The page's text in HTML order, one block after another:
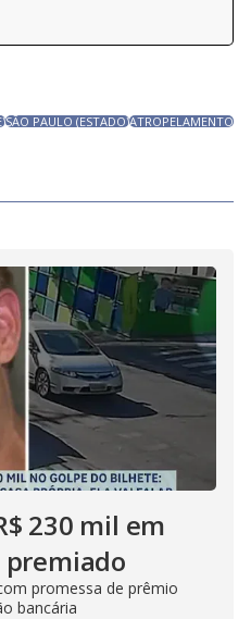
SÃO PAULO (ESTADO)ATROPELAMENTO
230 mil em
promessa de prêmio
bancária